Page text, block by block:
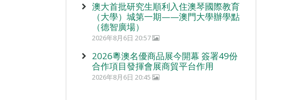
澳大首批研究生順利入住澳琴國際教育
（大學）城第一期——澳門大學辦學點
（德智廣場）
2026年8月6日 20:57
2026粵澳名優商品展今開幕 簽署49份
合作項目發揮會展商貿平台作用
2026年8月6日 20:45